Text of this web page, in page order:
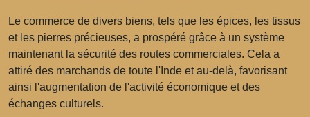
Le commerce de divers biens, tels que les épices, les tissus
et les pierres précieuses, a prospéré grâce à un système
maintenant la sécurité des routes commerciales. Cela a
attiré des marchands de toute l'Inde et au-delà, favorisant
ainsi l'augmentation de l'activité économique et des
échanges culturels.